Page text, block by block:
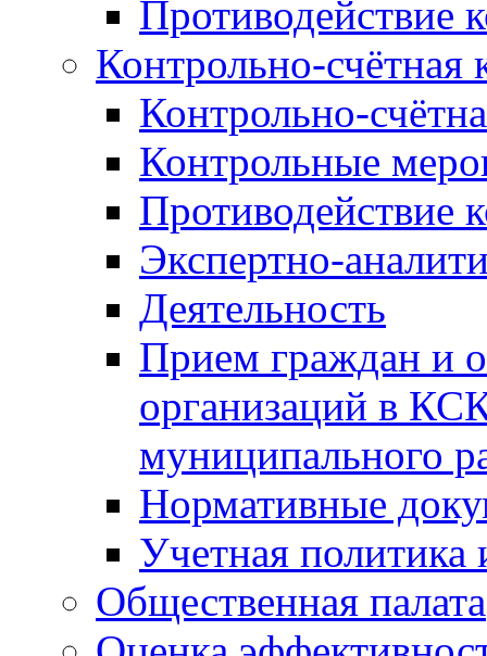
Противодействие
Контрольно-счётная
Контрольно-
Контрольные
Противодействие
Экспертно-
Деятельность
Прием граждан и
организаций в
муниципального
Нормативные
Учетная политика
Общественная палата